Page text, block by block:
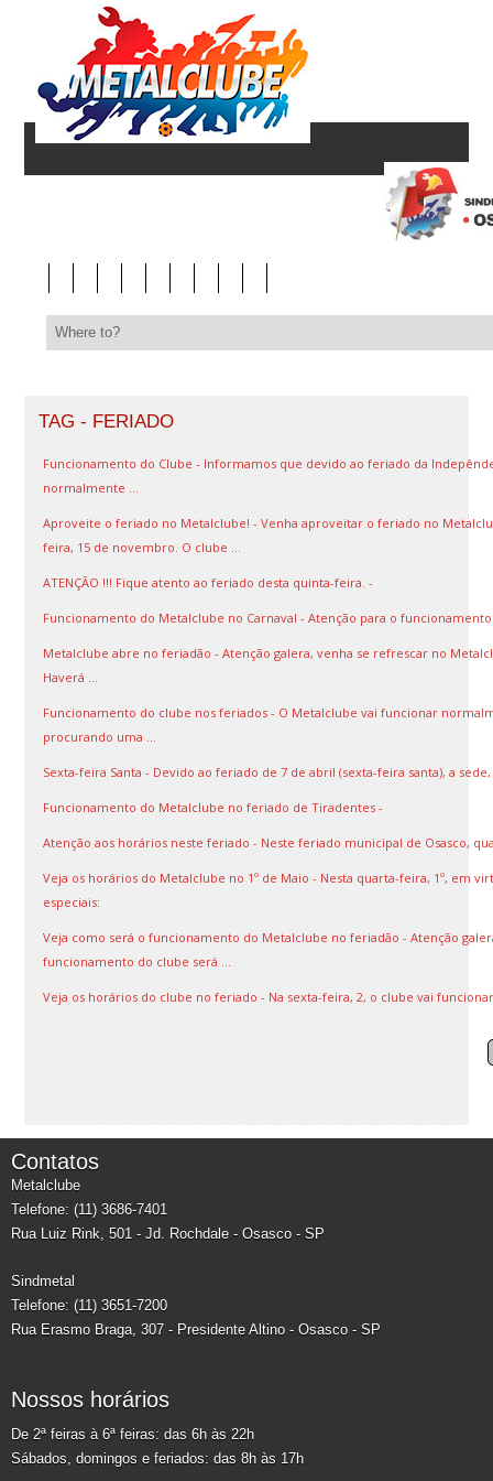
TAG - FERIADO
Funcionamento do Clube - Informamos que devido ao feriado da
normalmente ...
Aproveite o feriado no Metalclube! - Venha aproveitar o feriado no
feira, 15 de novembro. O clube ...
ATENÇÃO !!! Fique atento ao feriado desta quinta-feira. -
Funcionamento do Metalclube no Carnaval - Atenção para o
Metalclube abre no feriadão - Atenção galera, venha se refrescar no
Haverá ...
Funcionamento do clube nos feriados - O Metalclube vai funcionar
procurando uma ...
Sexta-feira Santa - Devido ao feriado de 7 de abril (sexta-feira santa), a
Funcionamento do Metalclube no feriado de Tiradentes -
Atenção aos horários neste feriado - Neste feriado municipal de Osasco,
Veja os horários do Metalclube no 1º de Maio - Nesta quarta-feira, 1º, em
especiais:
Veja como será o funcionamento do Metalclube no feriadão - Atenção
funcionamento do clube será ...
Veja os horários do clube no feriado - Na sexta-feira, 2, o clube vai
Contatos
Metalclube
Telefone: (11) 3686-7401
Rua Luiz Rink, 501 - Jd. Rochdale - Osasco - SP
Sindmetal
Telefone: (11) 3651-7200
Rua Erasmo Braga, 307 - Presidente Altino - Osasco - SP
Nossos horários
De 2ª feiras à 6ª feiras: das 6h às 22h
Sábados, domingos e feriados: das 8h às 17h